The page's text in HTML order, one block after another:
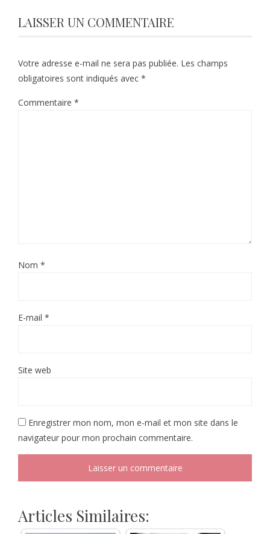
LAISSER UN COMMENTAIRE
Votre adresse e-mail ne sera pas publiée. Les champs
obligatoires sont indiqués avec *
Commentaire *
Nom *
E-mail *
Site web
Enregistrer mon nom, mon e-mail et mon site dans le
navigateur pour mon prochain commentaire.
Articles Similaires: